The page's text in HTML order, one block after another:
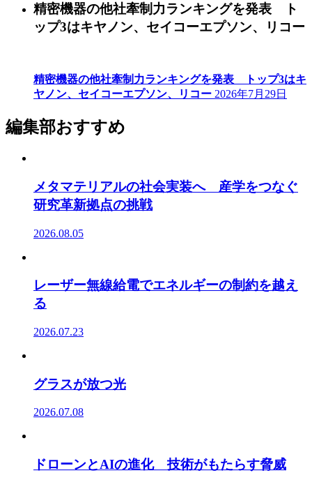
精密機器の他社牽制力ランキングを発表 ト
ップ3はキヤノン、セイコーエプソン、リコー
精密機器の他社牽制力ランキングを発表 トップ3はキ
ヤノン、セイコーエプソン、リコー 2026年7月29日
編集部おすすめ
メタマテリアルの社会実装へ 産学をつなぐ
研究革新拠点の挑戦
2026.08.05
レーザー無線給電でエネルギーの制約を越え
る
2026.07.23
グラスが放つ光
2026.07.08
ドローンとAIの進化 技術がもたらす脅威